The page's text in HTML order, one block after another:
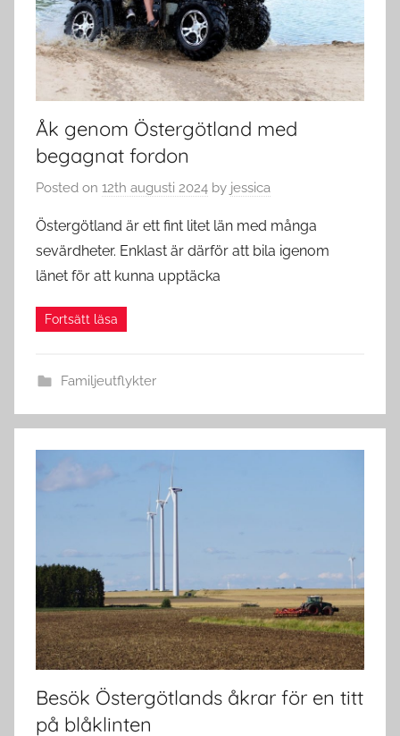
Åk genom Östergötland med
begagnat fordon
Posted on 12th augusti 2024 by jessica
Östergötland är ett fint litet län med många
sevärdheter. Enklast är därför att bila igenom
länet för att kunna upptäcka
Familjeutflykter
Besök Östergötlands åkrar för en titt
på blåklinten